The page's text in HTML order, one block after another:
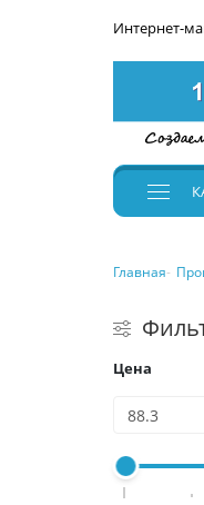
Интернет-
Главная
Цена